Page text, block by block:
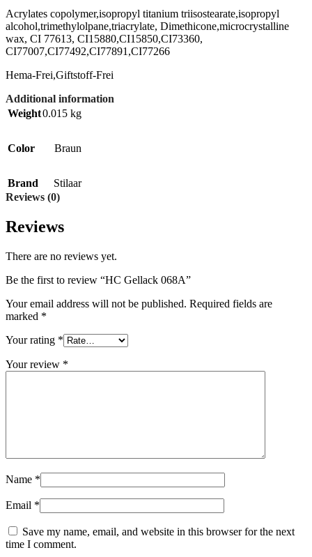
Acrylates copolymer,isopropyl titanium triisostearate,isopropyl
alcohol,trimethylolpane,triacrylate, Dimethicone,microcrystalline
wax, CI 77613, CI15880,CI15850,CI73360,
CI77007,CI77492,CI77891,CI77266
Hema-Frei,Giftstoff-Frei
Additional information
Weight0.015 kg
Color Braun
Brand
Stilaar
Reviews (0)
Reviews
There are no reviews yet.
Be the first to review “HC Gellack 068A”
Your email address will not be published. Required fields are
marked *
Your rating *
Your review *
Name *
Email *
Save my name, email, and website in this browser for the next
time I comment.